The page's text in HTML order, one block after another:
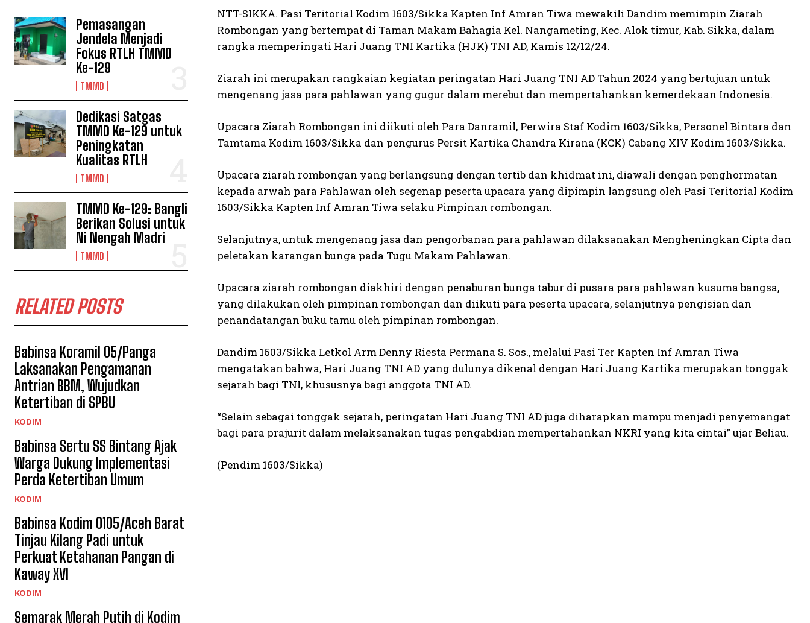
Pemasangan
Jendela Menjadi
Fokus RTLH TMMD
Ke-129
TMMD
Dedikasi Satgas
TMMD Ke-129 untuk
Peningkatan
Kualitas RTLH
TMMD
TMMD Ke-129: Bangli
Berikan Solusi untuk
Ni Nengah Madri
TMMD
RELATED POSTS
Babinsa Koramil 05/Panga
Laksanakan Pengamanan
Antrian BBM, Wujudkan
Ketertiban di SPBU
KODIM
Babinsa Sertu SS Bintang Ajak
Warga Dukung Implementasi
Perda Ketertiban Umum
KODIM
Babinsa Kodim 0105/Aceh Barat
Tinjau Kilang Padi untuk
Perkuat Ketahanan Pangan di
Kaway XVI
KODIM
Semarak Merah Putih di Kodim
NTT-SIKKA. Pasi Teritorial Kodim 1603/Sikka Kapten Inf Amran Tiwa mewakili Dandim memimpin Ziarah
Rombongan yang bertempat di Taman Makam Bahagia Kel. Nangameting, Kec. Alok timur, Kab. Sikka, dalam
rangka memperingati Hari Juang TNI Kartika (HJK) TNI AD, Kamis 12/12/24.
Ziarah ini merupakan rangkaian kegiatan peringatan Hari Juang TNI AD Tahun 2024 yang bertujuan untuk
mengenang jasa para pahlawan yang gugur dalam merebut dan mempertahankan kemerdekaan Indonesia.
Upacara Ziarah Rombongan ini diikuti oleh Para Danramil, Perwira Staf Kodim 1603/Sikka, Personel Bintara dan
Tamtama Kodim 1603/Sikka dan pengurus Persit Kartika Chandra Kirana (KCK) Cabang XIV Kodim 1603/Sikka.
Upacara ziarah rombongan yang berlangsung dengan tertib dan khidmat ini, diawali dengan penghormatan
kepada arwah para Pahlawan oleh segenap peserta upacara yang dipimpin langsung oleh Pasi Teritorial Kodim
1603/Sikka Kapten Inf Amran Tiwa selaku Pimpinan rombongan.
Selanjutnya, untuk mengenang jasa dan pengorbanan para pahlawan dilaksanakan Mengheningkan Cipta dan
peletakan karangan bunga pada Tugu Makam Pahlawan.
Upacara ziarah rombongan diakhiri dengan penaburan bunga tabur di pusara para pahlawan kusuma bangsa,
yang dilakukan oleh pimpinan rombongan dan diikuti para peserta upacara, selanjutnya pengisian dan
penandatangan buku tamu oleh pimpinan rombongan.
Dandim 1603/Sikka Letkol Arm Denny Riesta Permana S. Sos., melalui Pasi Ter Kapten Inf Amran Tiwa
mengatakan bahwa, Hari Juang TNI AD yang dulunya dikenal dengan Hari Juang Kartika merupakan tonggak
sejarah bagi TNI, khususnya bagi anggota TNI AD.
“Selain sebagai tonggak sejarah, peringatan Hari Juang TNI AD juga diharapkan mampu menjadi penyemangat
bagi para prajurit dalam melaksanakan tugas pengabdian mempertahankan NKRI yang kita cintai” ujar Beliau.
(Pendim 1603/Sikka)